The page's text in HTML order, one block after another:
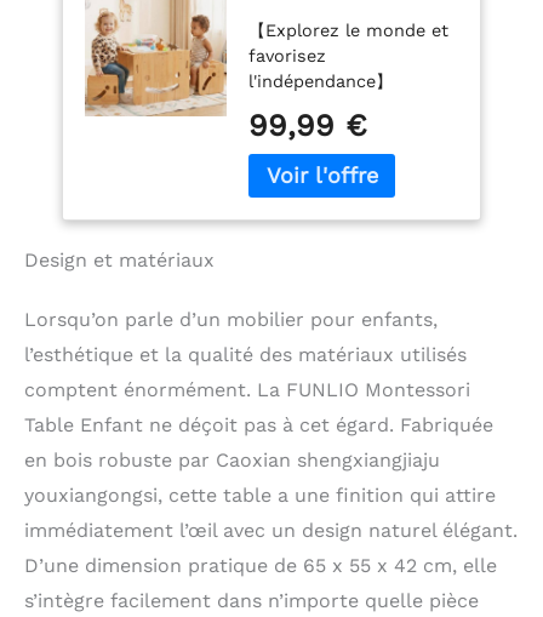
Hauteur pour
Enfants de 1 à 3
Ans, Table en Bois
Massif et 2 Chaises,
pour Lire, Manger,
Jouer, Certifié CPC
(Ensemble de 3
pièces)
【Explorez le monde et
favorisez
l'indépendance】
chaises Montessori est
fabriqué en bois de pin
naturel de haute qualité.
L'ensemble comprend 1
table et 2 chaises. Les
petits enfants peuvent
apprendre, lire, manger
indépendamment ou
jouer ensemble. Cet
ensemble enchanteur
sera le cadre parfait
esprits s'épanouissent
et découvrent la joie de
l'apprentissage
99,99 €
Design et matériaux
Lorsqu’on parle d’un mobilier pour enfants,
l’esthétique et la qualité des matériaux utilisés
comptent énormément. La FUNLIO Montessori
Table Enfant ne déçoit pas à cet égard. Fabriquée
en bois robuste par Caoxian shengxiangjiaju
youxiangongsi, cette table a une finition qui attire
immédiatement l’œil avec un design naturel élégant.
D’une dimension pratique de 65 x 55 x 42 cm, elle
s’intègre facilement dans n’importe quelle pièce